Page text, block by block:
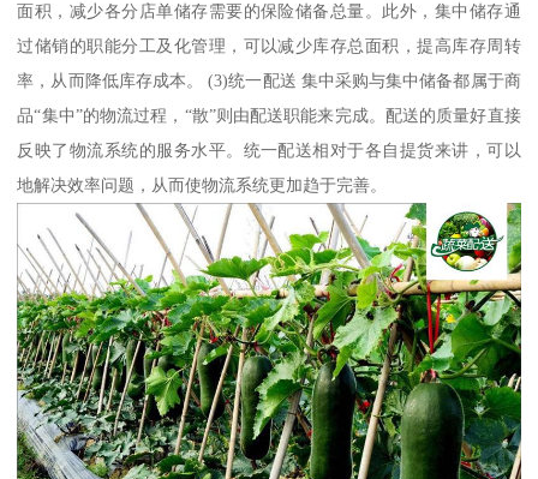
面积，减少各分店单储存需要的保险储备总量。此外，集中储存通
过储销的职能分工及化管理，可以减少库存总面积，提高库存周转
率，从而降低库存成本。 (3)统一配送 集中采购与集中储备都属于商
品“集中”的物流过程，“散”则由配送职能来完成。配送的质量好直接
反映了物流系统的服务水平。统一配送相对于各自提货来讲，可以
地解决效率问题，从而使物流系统更加趋于完善。